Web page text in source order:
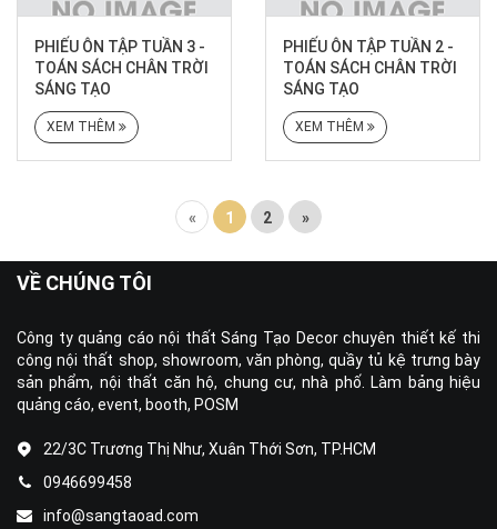
PHIẾU ÔN TẬP TUẦN 3 -
TOÁN SÁCH CHÂN TRỜI
SÁNG TẠO
XEM THÊM
PHIẾU ÔN TẬP TUẦN 2 -
TOÁN SÁCH CHÂN TRỜI
SÁNG TẠO
XEM THÊM
« 1 2 »
VỀ CHÚNG TÔI
Công ty quảng cáo nội thất Sáng Tạo Decor chuyên thiết kế thi
công nội thất shop, showroom, văn phòng, quầy tủ kệ trưng bày
sản phẩm, nội thất căn hộ, chung cư, nhà phố. Làm bảng hiệu
quảng cáo, event, booth, POSM
22/3C Trương Thị Như, Xuân Thới Sơn, TP.HCM
0946699458
info@sangtaoad.com